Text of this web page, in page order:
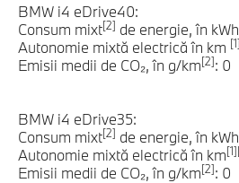
BMW i4 eDrive40:
Consum mixt[2] de energie, în
Autonomie mixtă electrică în km
Emisii medii de CO₂, în g/km[2]: 0
BMW i4 eDrive35:
Consum mixt[2] de energie, în
Autonomie mixtă electrică în km
Emisii medii de CO₂, în g/km[2]: 0